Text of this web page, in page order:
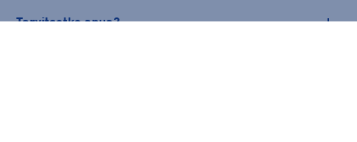
Tarvitsetko apua?